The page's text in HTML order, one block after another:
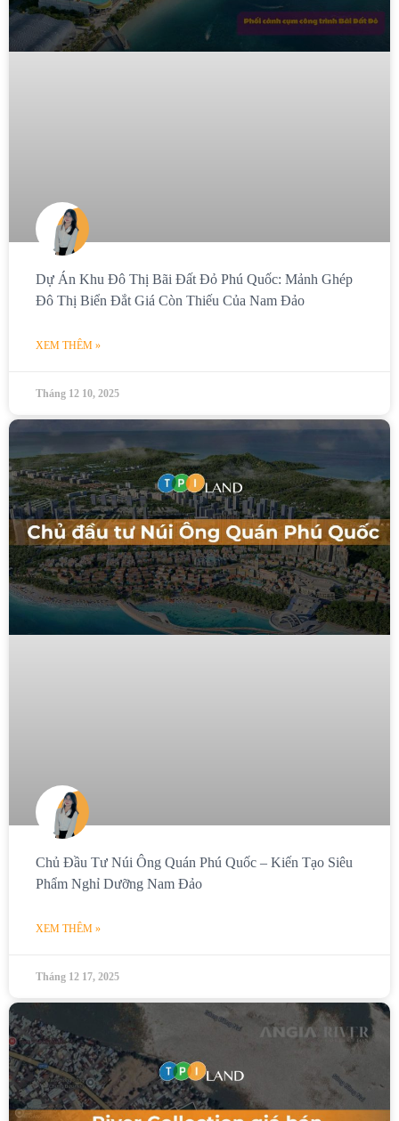
Dự Án Khu Đô Thị Bãi Đất Đỏ Phú Quốc: Mảnh Ghép
Đô Thị Biển Đắt Giá Còn Thiếu Của Nam Đảo
XEM THÊM »
Tháng 12 10, 2025
Chủ Đầu Tư Núi Ông Quán Phú Quốc – Kiến Tạo Siêu
Phẩm Nghỉ Dưỡng Nam Đảo
XEM THÊM »
Tháng 12 17, 2025